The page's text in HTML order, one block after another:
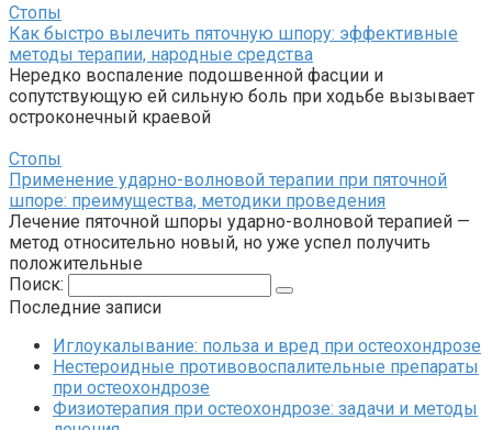
Стопы
Как быстро вылечить пяточную шпору: эффективные
методы терапии, народные средства
Нередко воспаление подошвенной фасции и
сопутствующую ей сильную боль при ходьбе вызывает
остроконечный краевой
Стопы
Применение ударно-волновой терапии при пяточной
шпоре: преимущества, методики проведения
Лечение пяточной шпоры ударно-волновой терапией —
метод относительно новый, но уже успел получить
положительные
Поиск:
Последние записи
Иглоукалывание: польза и вред при остеохондрозе
Нестероидные противовоспалительные препараты
при остеохондрозе
Физиотерапия при остеохондрозе: задачи и методы